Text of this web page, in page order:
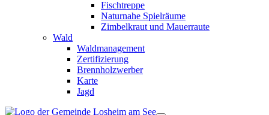
Fischtreppe
Naturnahe Spielräume
Zimbelkraut und Mauerraute
Wald
Waldmanagement
Zertifizierung
Brennholzwerber
Karte
Jagd